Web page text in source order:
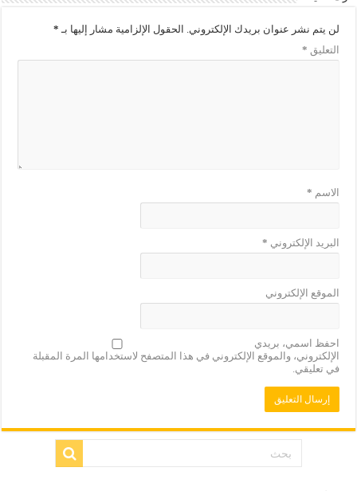
لن يتم نشر عنوان بريدك الإلكتروني. الحقول الإلزامية مشار إليها بـ *
التعليق *
الاسم *
البريد الإلكتروني *
الموقع الإلكتروني
احفظ اسمي، بريدي
الإلكتروني، والموقع الإلكتروني في هذا المتصفح لاستخدامها المرة المقبلة
في تعليقي.